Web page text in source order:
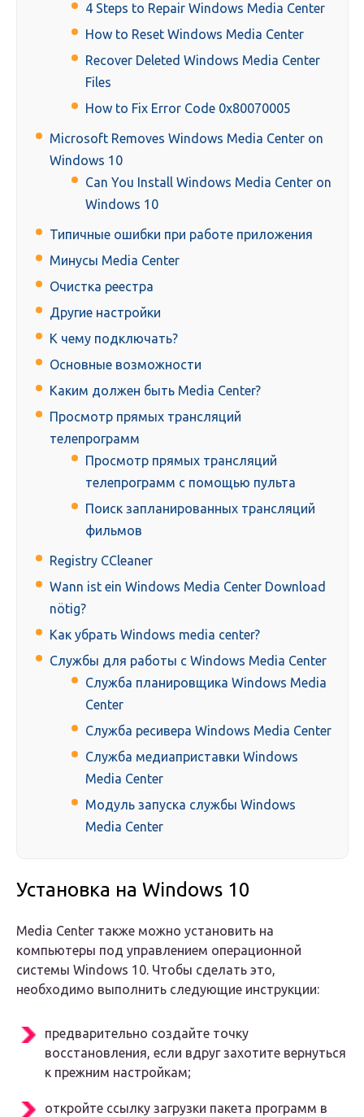
4 Steps to Repair Windows Media Center
How to Reset Windows Media Center
Recover Deleted Windows Media Center
Files
How to Fix Error Code 0x80070005
Microsoft Removes Windows Media Center on
Windows 10
Can You Install Windows Media Center on
Windows 10
Типичные ошибки при работе приложения
Минусы Media Center
Очистка реестра
Другие настройки
К чему подключать?
Основные возможности
Каким должен быть Media Center?
Просмотр прямых трансляций
телепрограмм
Просмотр прямых трансляций
телепрограмм с помощью пульта
Поиск запланированных трансляций
фильмов
Registry СCleaner
Wann ist ein Windows Media Center Download
nötig?
Как убрать Windows media center?
Службы для работы с Windows Media Center
Служба планировщика Windows Media
Center
Служба ресивера Windows Media Center
Служба медиаприставки Windows
Media Center
Модуль запуска службы Windows
Media Center
Установка на Windows 10
Media Center также можно установить на
компьютеры под управлением операционной
системы Windows 10. Чтобы сделать это,
необходимо выполнить следующие инструкции:
предварительно создайте точку
восстановления, если вдруг захотите вернуться
к прежним настройкам;
откройте ссылку загрузки пакета программ в